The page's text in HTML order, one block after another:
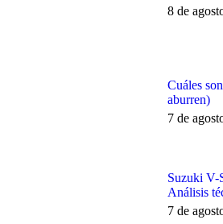
8 de
Cuáles
aburren)
7 de
Suzuki V-
Análisis
7 de